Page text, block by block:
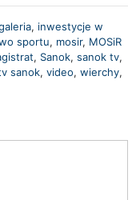
, inwestycje w
sportu, mosir, MOSiR
, Sanok, sanok tv,
sanok, video, wierchy,